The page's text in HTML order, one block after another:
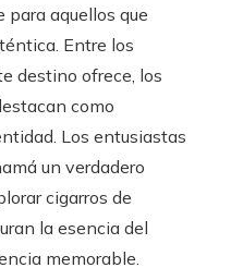
aquellos que
Entre los
destino ofrece, los
como
Los entusiastas
un verdadero
cigarros de
la esencia del
memorable.